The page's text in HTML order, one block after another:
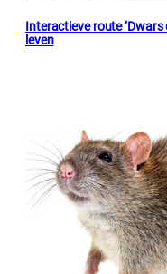
Interactieve route
leven